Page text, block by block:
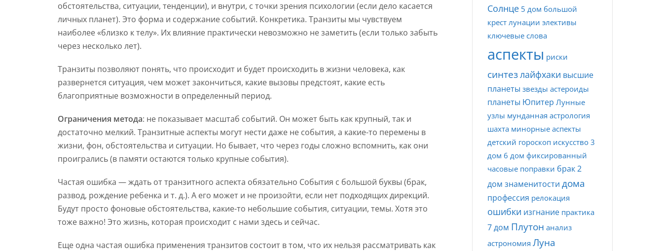
обстоятельства, ситуации, тенденции), и внутри, с точки зрения психологии (если дело касается
личных планет). Это форма и содержание событий. Конкретика. Транзиты мы чувствуем
наиболее «близко к телу». Их влияние практически невозможно не заметить (если только забыть
через несколько лет).
Транзиты позволяют понять, что происходит и будет происходить в жизни человека, как
развернется ситуация, чем может закончиться, какие вызовы предстоят, какие есть
благоприятные возможности в определенный период.
Ограничения метода: не показывает масштаб событий. Он может быть как крупный, так и
достаточно мелкий. Транзитные аспекты могут нести даже не события, а какие-то перемены в
жизни, фон, обстоятельства и ситуации. Но бывает, что через годы сложно вспомнить, как они
проигрались (в памяти остаются только крупные события).
Частая ошибка — ждать от транзитного аспекта обязательно События с большой буквы (брак,
развод, рождение ребенка и т. д.). А его может и не произойти, если нет подходящих дирекций.
Будут просто фоновые обстоятельства, какие-то небольшие события, ситуации, темы. Хотя это
тоже важно! Это жизнь, которая происходит с нами здесь и сейчас.
Еще одна частая ошибка применения транзитов состоит в том, что их нельзя рассматривать как
Солнце 5 дом большой
крест лунации элективы
ключевые слова
аспекты риски
синтезлайфхаки высшие
планеты звезды астероиды
планеты Юпитер Лунные
узлы мунданная астрология
шахта минорные аспекты
детский гороскоп искусство 3
дом 6 дом фиксированный
часовые поправки брак2
дом знаменитости дома
профессия релокация
ошибки изгнание практика
7 дом Плутон анализ
астрономия Луна